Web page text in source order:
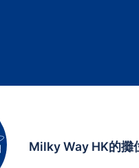
Milky Way HK的攤